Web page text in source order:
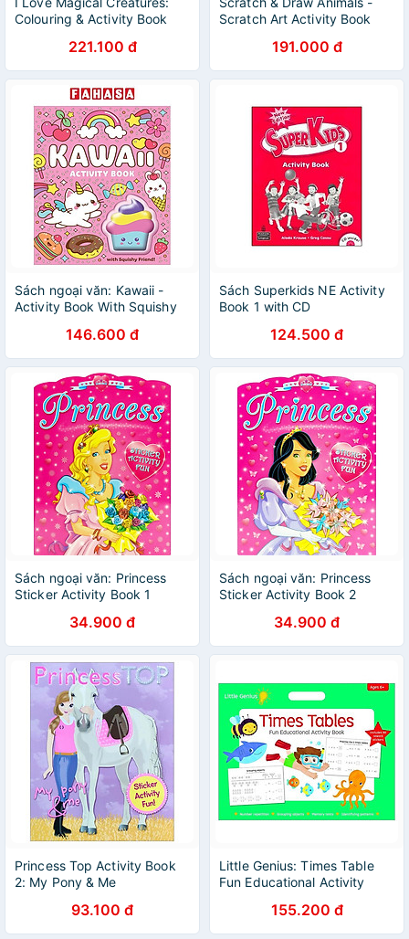
Colouring & Activity Book
221.100 đ
Scratch Art Activity Book
191.000 đ
Sách ngoại văn: Kawaii -
Activity Book With Squishy
146.600 đ
Sách Superkids NE Activity
Book 1 with CD
124.500 đ
Sách ngoại văn: Princess
Sticker Activity Book 1
34.900 đ
Sách ngoại văn: Princess
Sticker Activity Book 2
34.900 đ
Princess Top Activity Book
2: My Pony & Me
93.100 đ
Little Genius: Times Table
Fun Educational Activity
155.200 đ